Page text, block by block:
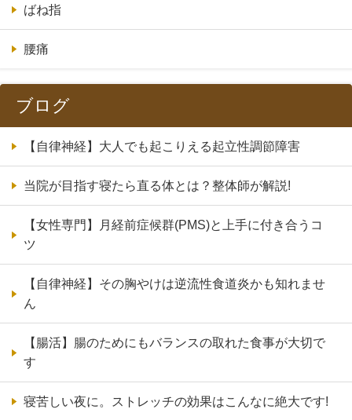
ばね指
腰痛
ブログ
【自律神経】大人でも起こりえる起立性調節障害
当院が目指す寝たら直る体とは？整体師が解説!
【女性専門】月経前症候群(PMS)と上手に付き合うコ
ツ
【自律神経】その胸やけは逆流性食道炎かも知れませ
ん
【腸活】腸のためにもバランスの取れた食事が大切で
す
寝苦しい夜に。ストレッチの効果はこんなに絶大です!